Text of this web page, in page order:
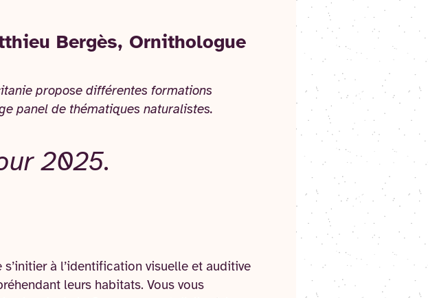
Bergès, Ornithologue
propose différentes formations
panel de thématiques naturalistes.
2025.
à l’identification visuelle et auditive
leurs habitats. Vous vous